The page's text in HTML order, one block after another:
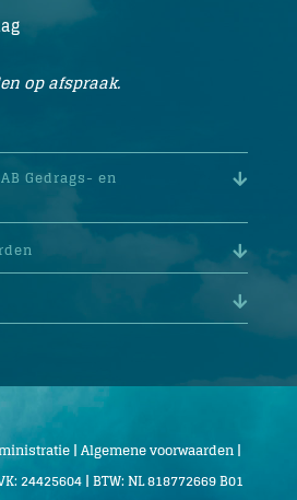
op afspraak.
Gedrags- en
|Algemene voorwaarden|
24425604 | BTW: NL 818772669 B01